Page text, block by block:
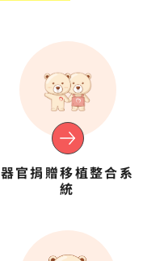
器官捐贈移植整合系
統